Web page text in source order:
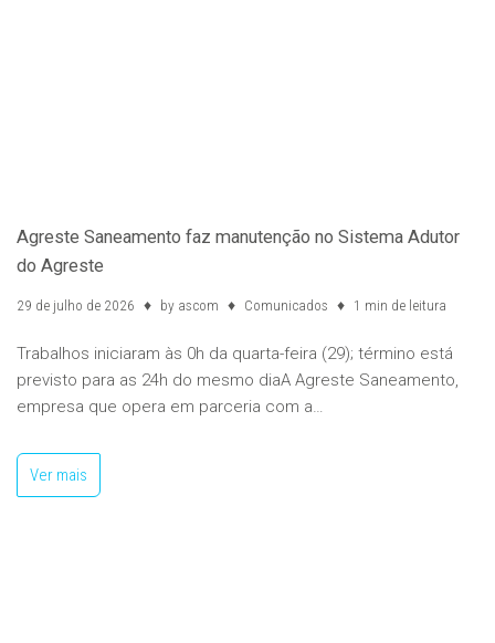
Agreste Saneamento faz manutenção no Sistema Adutor
do Agreste
29 de julho de 2026 by ascom Comunicados 1 min de leitura
Trabalhos iniciaram às 0h da quarta-feira (29); término está
previsto para as 24h do mesmo diaA Agreste Saneamento,
empresa que opera em parceria com a…
Ver mais